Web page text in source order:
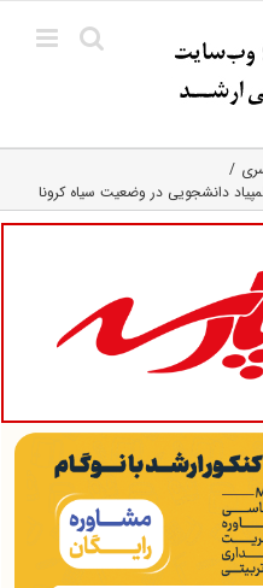
دانشجویی در وضعیت سیاه کرونا